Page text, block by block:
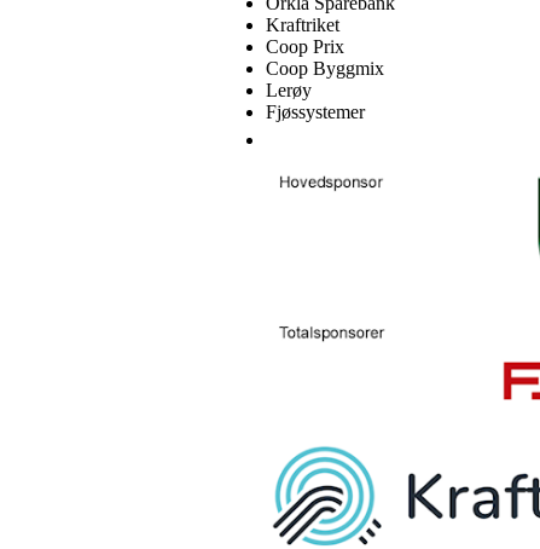
Kraftriket
Coop Prix
Coop Byggmix
Lerøy
Fjøssystemer